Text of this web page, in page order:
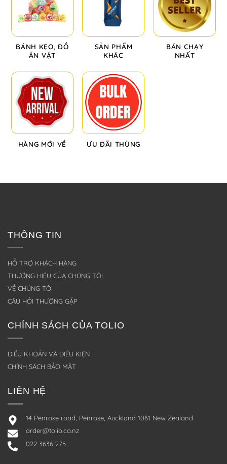
BÁNH KẸO, ĐỒ
ĂN VẶT
SẢN PHẨM
KHÁC
BÁN CHẠY
NHẤT
HÀNG MỚI VỀ ƯU ĐÃI THÙNG
THÔNG TIN
HỖ TRỢ KHÁCH HÀNG
THƯƠNG HIỆU CỦA CHÚNG TÔI
VỀ CHÚNG TÔI
CÂU HỎI THƯỜNG GẶP
CHÍNH SÁCH CỦA TOLIO
ĐIỀU KHOẢN VÀ ĐIỀU KIỆN
CHÍNH SÁCH BẢO MẬT
LIÊN HỆ
14 Penrose road, Penrose, Auckland 1061 New Zealand
order@tolio.co.nz
022 3636 275